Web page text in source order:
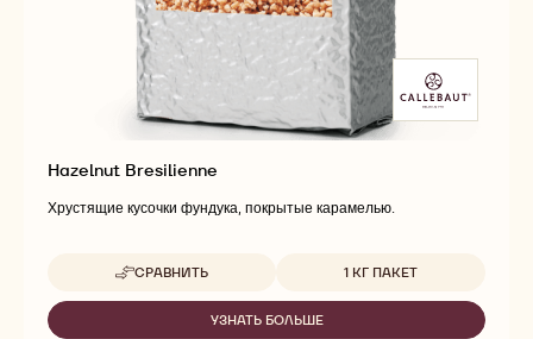
Hazelnut Bresilienne
Хрустящие кусочки фундука, покрытые карамелью.
СРАВНИТЬ
-
HAZELNUT
BRESILIENNE
Доступные размеры
1 КГ ПАКЕТ
УЗНАТЬ БОЛЬШЕ
-